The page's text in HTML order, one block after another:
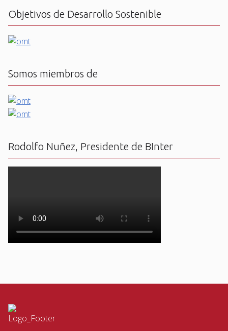
Objetivos de Desarrollo Sostenible
Somos miembros de
Rodolfo Nuñez, Presidente de BInter